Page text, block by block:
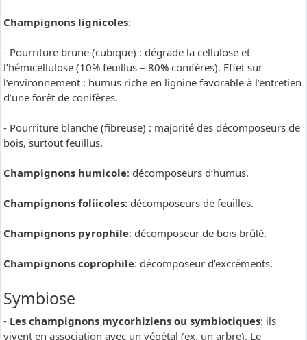
Champignons lignicoles:
- Pourriture brune (cubique) : dégrade la cellulose et
l’hémicellulose (10% feuillus – 80% conifères). Effet sur
l’environnement : humus riche en lignine favorable à l’entretien
d’une forêt de conifères.
- Pourriture blanche (fibreuse) : majorité des décomposeurs de
bois, surtout feuillus.
Champignons humicole: décomposeurs d’humus.
Champignons foliicoles: décomposeurs de feuilles.
Champignons pyrophile: décomposeur de bois brûlé.
Champignons coprophile: décomposeur d’excréments.
Symbiose
- Les champignons mycorhiziens ou symbiotiques: ils
vivent en association avec un végétal (ex. un arbre). Le